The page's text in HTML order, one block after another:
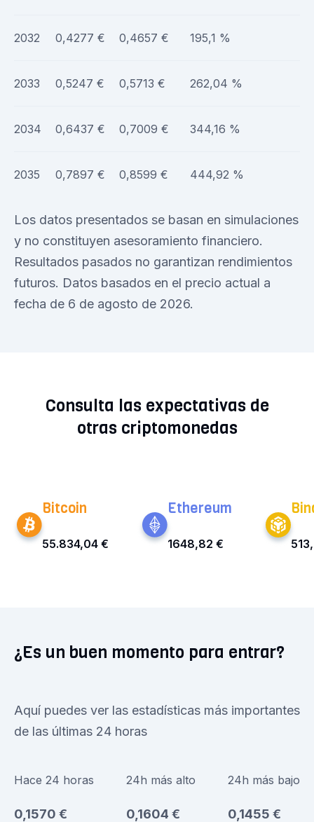
2032 0,4277 € 0,4657 € 195,1 %
2033 0,5247 € 0,5713 € 262,04 %
2034 0,6437 € 0,7009 € 344,16 %
2035 0,7897 € 0,8599 € 444,92 %
Los datos presentados se basan en simulaciones
y no constituyen asesoramiento financiero.
Resultados pasados no garantizan rendimientos
futuros. Datos basados en el precio actual a
fecha de 6 de agosto de 2026.
Consulta las expectativas de
otras criptomonedas
Bitcoin
55.834,04 €
Ethereum
1648,82 €
¿Es un buen momento para entrar?
Aquí puedes ver las estadísticas más importantes
de las últimas 24 horas
Hace 24 horas
0,1570 €
24h más alto
0,1604 €
24h más bajo
0,1455 €